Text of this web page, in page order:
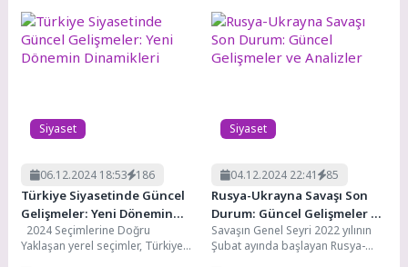
zaman belirli zorlukları
beraberinde getirir. Bu...
vermek ve mevcut sorunları...
Siyaset
06.12.2024 18:53 186
Türkiye Siyasetinde Güncel
Gelişmeler: Yeni Dönemin
Dinamikleri
2024 Seçimlerine Doğru
Yaklaşan yerel seçimler, Türkiye
Siyaset
04.12.2024 22:41 85
Rusya-Ukrayna Savaşı Son
Durum: Güncel Gelişmeler ve
Analizler
Savaşın Genel Seyri 2022 yılının
Şubat ayında başlayan Rusya-